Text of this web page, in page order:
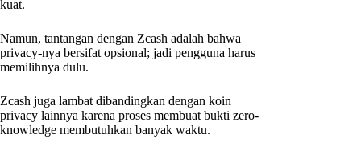
kuat.
Namun, tantangan dengan Zcash adalah bahwa
privacy-nya bersifat opsional; jadi pengguna harus
memilihnya dulu.
Zcash juga lambat dibandingkan dengan koin
privacy lainnya karena proses membuat bukti zero-
knowledge membutuhkan banyak waktu.